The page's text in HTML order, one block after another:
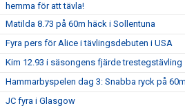
hemma för att tävla!
Matilda 8.73 på 60m häck i Sollentuna
Fyra pers för Alice i tävlingsdebuten i USA
Kim 12.93 i säsongens fjärde trestegstävling
Hammarbyspelen dag 3: Snabba ryck på
JC fyra i Glasgow